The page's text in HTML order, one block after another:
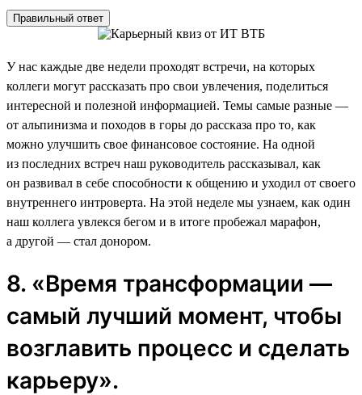
Правильный ответ
У нас каждые две недели проходят встречи, на которых
коллеги могут рассказать про свои увлечения, поделиться
интересной и полезной информацией. Темы самые разные —
от альпинизма и походов в горы до рассказа про то, как
можно улучшить свое финансовое состояние. На одной
из последних встреч наш руководитель рассказывал, как
он развивал в себе способности к общению и уходил от своего
внутреннего интроверта. На этой неделе мы узнаем, как один
наш коллега увлекся бегом и в итоге пробежал марафон,
а другой — стал донором.
8. «Время трансформации —
самый лучший момент, чтобы
возглавить процесс и сделать
карьеру».